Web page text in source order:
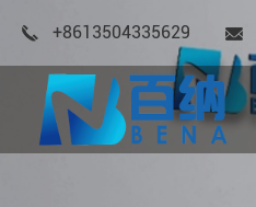
+8613504335629